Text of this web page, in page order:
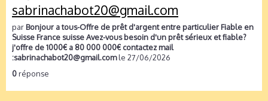
sabrinachabot20@gmail.com
parBonjour a tous-Offre de prêt d'argent entre particulier Fiable en
Suisse France suisse Avez-vous besoin d'un prêt sérieux et fiable?
j'offre de 1000€ a 80 000 000€ contactez mail
:sabrinachabot20@gmail.comle 27/06/2026
0réponse